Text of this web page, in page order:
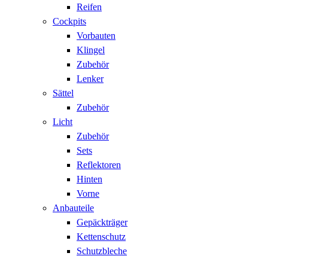
Reifen
Cockpits
Vorbauten
Klingel
Zubehör
Lenker
Sättel
Zubehör
Licht
Zubehör
Sets
Reflektoren
Hinten
Vorne
Anbauteile
Gepäckträger
Kettenschutz
Schutzbleche